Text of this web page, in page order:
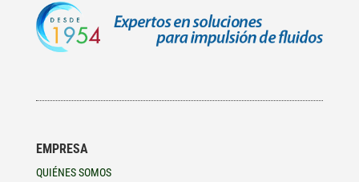
EMPRESA
QUIÉNES SOMOS